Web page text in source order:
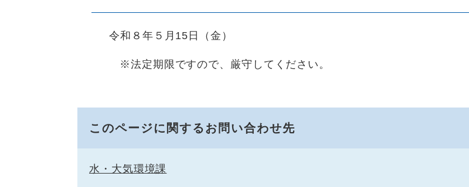
令和８年５月15日（金）
※法定期限ですので、厳守してください。
このページに関するお問い合わせ先
水・大気環境課